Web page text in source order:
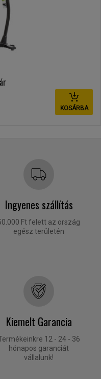
KOSÁRBA
Ingyenes szállítás
Ft felett az ország
egész területén
Kiemelt Garancia
12 - 24 - 36
hónapos garanciát
vállalunk!